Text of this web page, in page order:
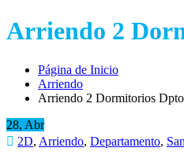
Arriendo 2
Página de Inicio
Arriendo
Arriendo 2 Dormitorios
28, Abr
2D, Arriendo, Departamento,